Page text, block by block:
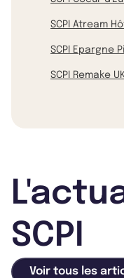
SCPI Atream
SCPI Epargne
SCPI Remake
SCPI
Voir tous les